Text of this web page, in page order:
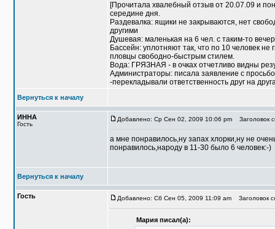
[Прочитала хвалебный отзыв от 20.07.09 и
середине дня.
Раздевалка: ящики не закрываются, нет
другими
Душевая: маленькая на 6 чел. с таким-то
Бассейн: уплотняют так, что по 10 человек
пловцы свободно-быстрым стилем.
Вода: ГРЯЗНАЯ - в очках отчетливо видны
Администраторы: писала заявление с
-перекладывали ответственность друг на
Вернуться к началу
ИННА
Гость
Добавлено: Ср Сен 02, 2009 10:06 pm Заголовок
а мне понравилось,ну запах хлорки,ну не
понравилось,народу в 11-30 было 6 человек:-)
Вернуться к началу
Гость Добавлено: Сб Сен 05, 2009 11:09 am Заголовок
Мария писал(а):